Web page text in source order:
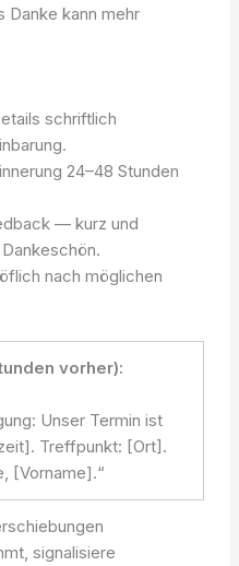
Danke kann mehr
schriftlich
24–48 Stunden
— kurz und
nach möglichen
vorher):
Unser Termin ist
Treffpunkt: [Ort].
[Vorname].“
signalisiere